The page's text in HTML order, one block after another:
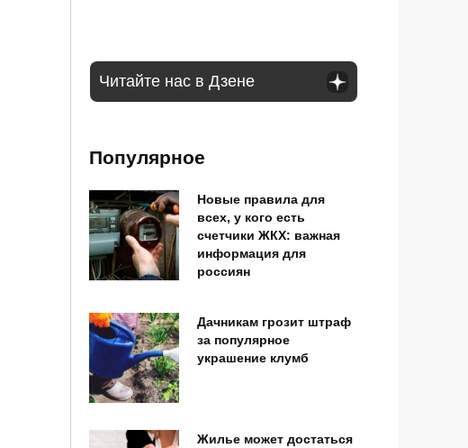
Читайте нас в Дзене
Популярное
Новые правила для
всех, у кого есть
счетчики ЖКХ: важная
информация для
россиян
Дачникам грозит штраф
за популярное
украшение клумб
Жилье может достаться